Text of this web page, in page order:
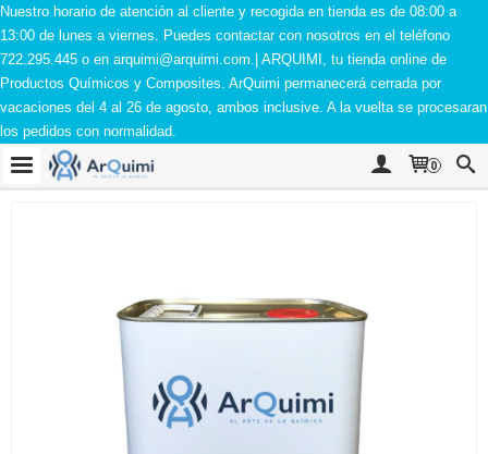
Nuestro horario de atención al cliente y recogida en tienda es de 08:00 a
13:00 de lunes a viernes. Puedes contactar con nosotros en el teléfono
722.295.445 o en arquimi@arquimi.com.| ARQUIMI, tu tienda online de
Productos Químicos y Composites. ArQuimi permanecerá cerrada por
vacaciones del 4 al 26 de agosto, ambos inclusive. A la vuelta se procesaran
los pedidos con normalidad.
0